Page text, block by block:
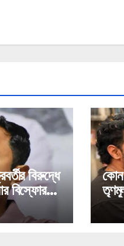
বিরুদ্ধে
বিস্ফোরক
কোন